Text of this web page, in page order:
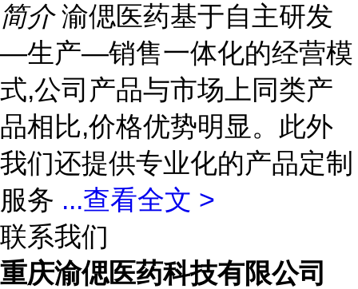
简介 渝偲医药基于自主研发
—生产—销售一体化的经营模
式,公司产品与市场上同类产
品相比,价格优势明显。此外
我们还提供专业化的产品定制
服务 ...查看全文 >
联系我们
重庆渝偲医药科技有限公司